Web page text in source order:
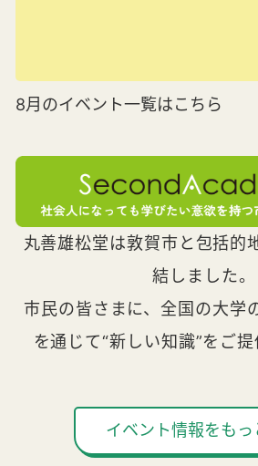
8月のイベント一覧はこちら
丸善雄松堂は敦賀市と包括的
結しました。
市民の皆さまに、全国の大学
を通じて“新しい知識”をご提
イベント情報をもっ